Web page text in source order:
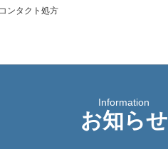
ンタクト処方
Information
お知らせ